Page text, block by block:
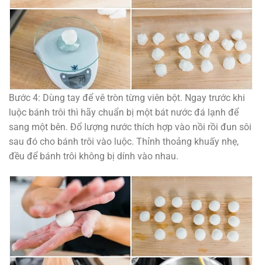
Bước 4: Dùng tay để vê tròn từng viên bột. Ngay trước khi
luộc bánh trôi thì hãy chuẩn bị một bát nước đá lạnh để
sang một bên. Đổ lượng nước thích hợp vào nồi rồi đun sôi
sau đó cho bánh trôi vào luộc. Thỉnh thoảng khuấy nhẹ,
đều để bánh trôi không bị dính vào nhau.